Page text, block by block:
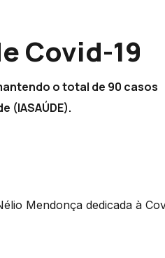
Covid-19
o total de 90 casos
(IASAÚDE).
Mendonça dedicada à